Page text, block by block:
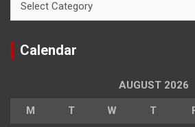
Calendar
AUGUST 2026
M T W T